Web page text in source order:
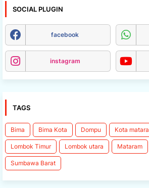
SOCIAL PLUGIN
facebook
instagram
TAGS
Bima Bima Kota Dompu Kota
Lombok Timur Lombok utara Mataram
Sumbawa Barat